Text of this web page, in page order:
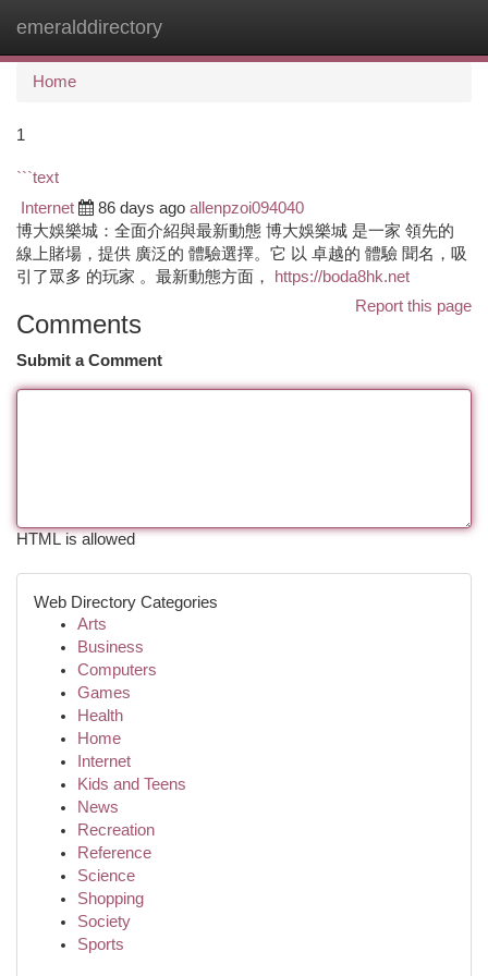
emeralddirectory
Home
1
```text
Internet 86 days ago allenpzoi094040
博大娛樂城：全面介紹與最新動態 博大娛樂城 是一家 領先的
線上賭場，提供 廣泛的 體驗選擇。它 以 卓越的 體驗 聞名，吸
引了眾多 的玩家 。最新動態方面，
https://boda8hk.net
Report this page
Comments
Submit a Comment
HTML is allowed
Web Directory Categories
Arts
Business
Computers
Games
Health
Home
Internet
Kids and Teens
News
Recreation
Reference
Science
Shopping
Society
Sports